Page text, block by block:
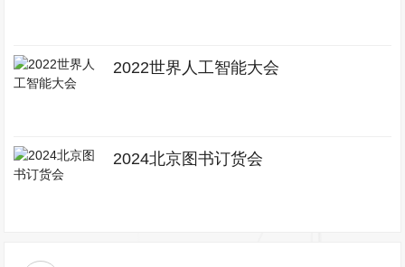
2022世界人工智能大会
2024北京图书订货会